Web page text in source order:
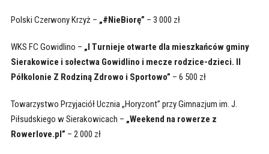
Polski Czerwony Krzyż – „#NieBiorę” – 3 000 zł
WKS FC Gowidlino – „I Turnieje otwarte dla mieszkańców gminy
Sierakowice i sołectwa Gowidlino i mecze rodzice-dzieci. II
Półkolonie Z Rodziną Zdrowo i Sportowo” – 6 500 zł
Towarzystwo Przyjaciół Ucznia „Horyzont” przy Gimnazjum im. J.
Piłsudskiego w Sierakowicach – „Weekend na rowerze z
Rowerlove.pl” – 2 000 zł